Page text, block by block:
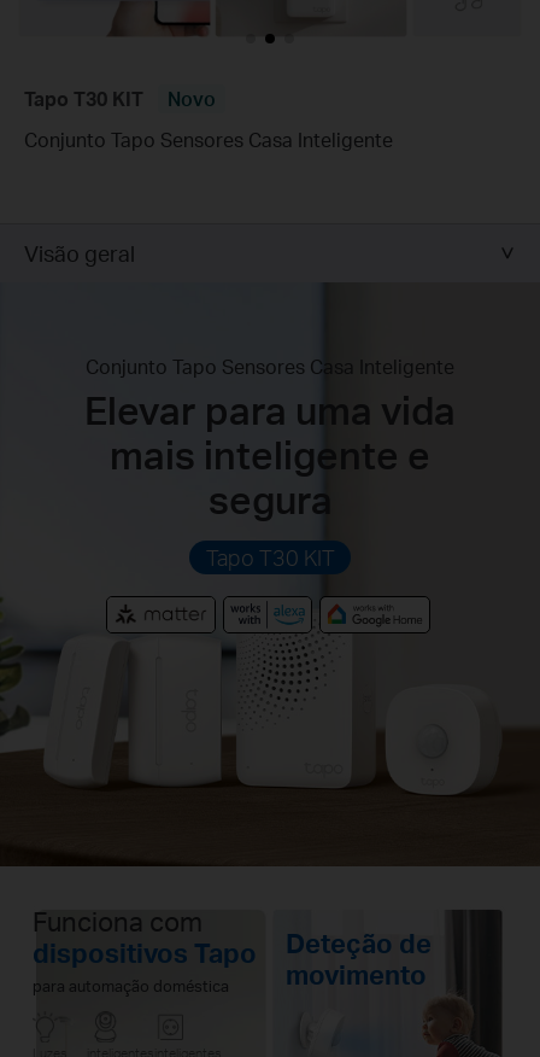
Tapo T30 KIT
Novo
Conjunto Tapo Sensores Casa Inteligente
Visão geral
Conjunto Tapo Sensores Casa Inteligente
Elevar para uma vida
mais inteligente e
segura
Tapo T30 KIT
Funciona com
dispositivos Tapo
para automação doméstica
Deteção de
movimento